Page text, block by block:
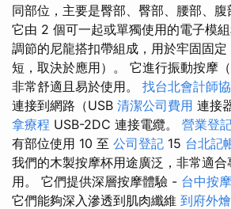
同部位，主要是臀部、臀部、腰部、腹
它由 2 個可一起或單獨使用的電子模
調節的尼龍搭扣帶組成，用於牢固固
短，取決於應用）。 它進行振動按摩
非常舒適且易於使用。 找台北會計師
連接到網路（USB 清潔公司費用 連接
拿療程 USB-2DC 連接電纜。 營業登
有部位使用 10 至 公司登記 15 台北記
我們的木製按摩杯用途廣泛，非常適
用。 它們提供深層按摩體驗 - 台中按
它們能夠深入滲透到肌肉纖維 到府外